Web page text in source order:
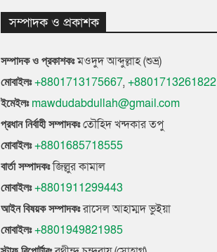
সম্পাদক ও প্রকাশক
সম্পাদক ও প্রকাশকঃমওদুদ আব্দুল্লাহ (শুভ্র)
মোবাইলঃ +8801713175667,+8801713261822
ইমেইলঃ mawdudabdullah@gmail.com
প্রধান নির্বাহী সম্পাদকঃতৌহিদ খন্দকার তপু
মোবাইলঃ +8801685718555
বার্তা সম্পাদকঃজিল্লুর কামাল
মোবাইলঃ +8801911299443
আইন বিষয়ক সম্পাদকঃরাসেল আহাম্মদ ভুইয়া
মোবাইলঃ +8801949821985